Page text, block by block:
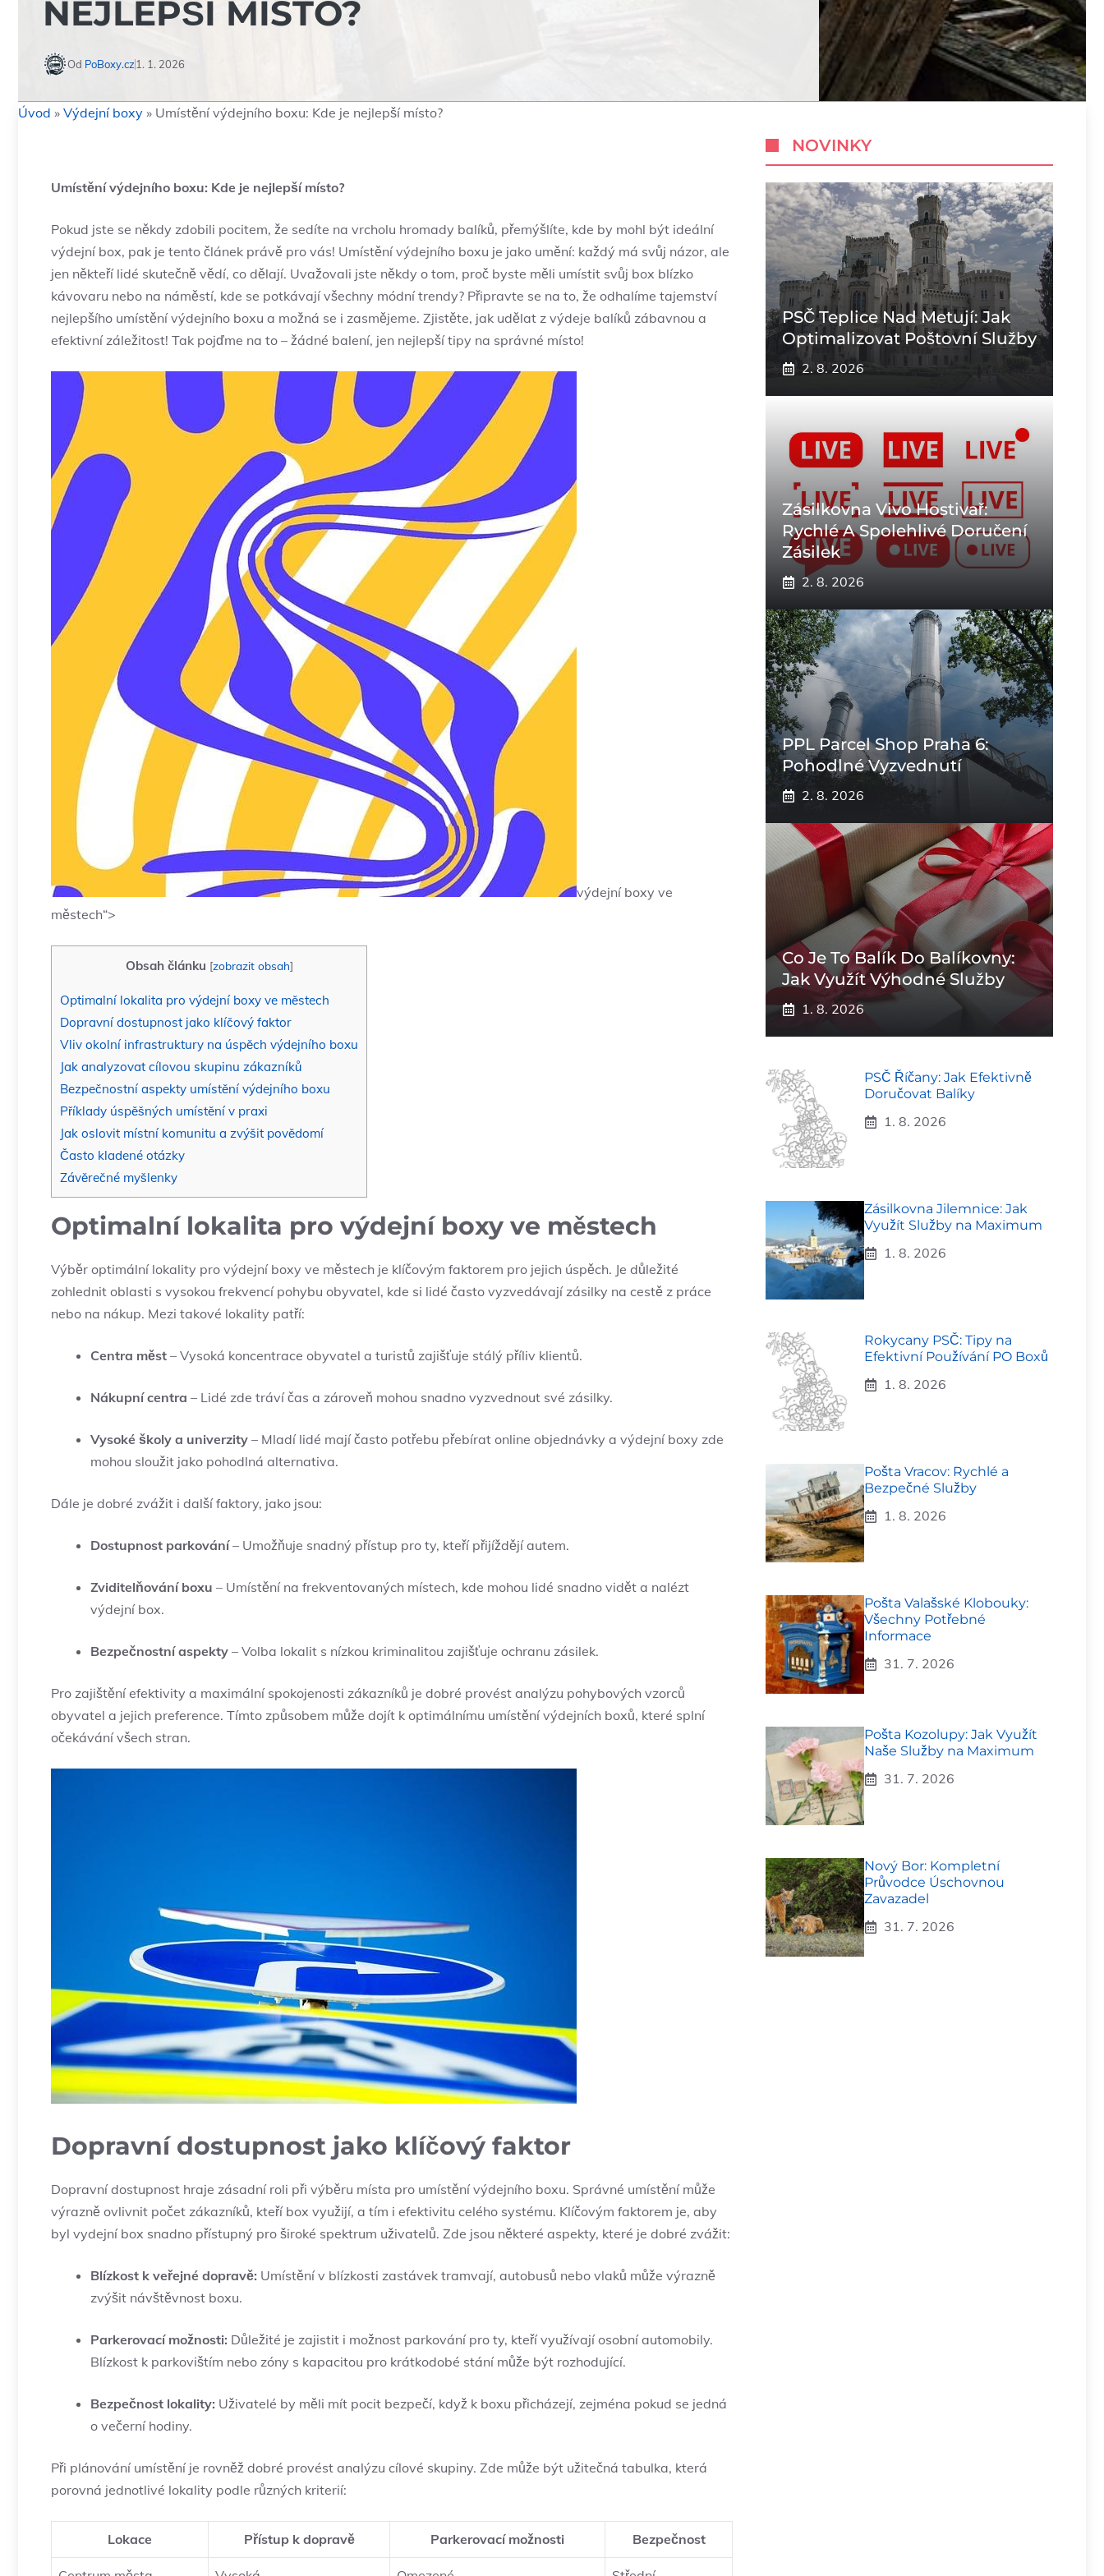
NEJLEPŠÍ MÍSTO?
Od PoBoxy.cz 1. 1. 2026
Úvod » Výdejní boxy » Umístění výdejního boxu: Kde je nejlepší místo?
Umístění ‌výdejního boxu:​ Kde je nejlepší místo?
Pokud jste se někdy zdobili⁤ pocitem, že⁣ sedíte na​ vrcholu hromady balíků, přemýšlíte, kde by mohl být ideální
výdejní box,⁢ pak je‍ tento článek právě pro vás! Umístění výdejního boxu je jako umění: každý má ‌svůj názor, ale
jen někteří lidé skutečně vědí, co dělají. Uvažovali jste někdy o ​tom, ‍proč byste měli umístit svůj box blízko
⁢kávovaru nebo ⁢na náměstí, kde se potkávají všechny ⁣módní ⁢trendy? ⁤Připravte se⁤ na to,⁣ že odhalíme tajemství
nejlepšího‌ umístění výdejního boxu a⁣ možná se i⁤ zasmějeme. Zjistěte, ⁤jak udělat z‍ výdeje balíků zábavnou a
efektivní záležitost! Tak pojďme na to ​– žádné balení, ‍jen nejlepší tipy na správné ‌místo!
výdejní boxy ve
městech“>
Obsah článku [zobrazit obsah]
Optimalní lokalita ​pro výdejní boxy ve městech
Dopravní dostupnost ⁤jako klíčový faktor
Vliv⁣ okolní​ infrastruktury na úspěch výdejního boxu
Jak analyzovat cílovou skupinu zákazníků
Bezpečnostní aspekty‌ umístění výdejního boxu
Příklady úspěšných umístění v praxi
Jak⁤ oslovit místní komunitu a zvýšit povědomí
Často kladené otázky
Závěrečné myšlenky
Optimalní lokalita ​pro výdejní boxy ve městech
Výběr optimální lokality pro ‍výdejní boxy ve⁤ městech je klíčovým​ faktorem‌ pro ⁣jejich‍ úspěch. Je důležité
zohlednit oblasti ⁣s ​vysokou ‌frekvencí ⁤pohybu obyvatel, kde ⁤si lidé často vyzvedávají zásilky na cestě z práce
nebo⁢ na nákup. Mezi takové lokality patří:
Centra měst –‌ Vysoká koncentrace obyvatel a turistů ⁢zajišťuje stálý ⁢příliv klientů.
Nákupní centra – ‍Lidé zde tráví čas a zároveň mohou⁣ snadno vyzvednout své zásilky.
Vysoké školy a univerzity – Mladí lidé⁣ mají často⁤ potřebu přebírat online objednávky a výdejní boxy zde
mohou sloužit jako pohodlná alternativa.
Dále je dobré zvážit⁤ i další faktory, jako jsou:
Dostupnost ​parkování– Umožňuje snadný přístup‌ pro ty, kteří přijíždějí autem.
Zviditelňování boxu – Umístění na ​frekventovaných místech, kde mohou lidé snadno vidět ⁣a nalézt
výdejní box.
Bezpečnostní‌ aspekty – Volba lokalit s‌ nízkou​ kriminalitou zajišťuje ⁤ochranu zásilek.
Pro zajištění efektivity a maximální spokojenosti zákazníků‌ je dobré provést ⁣analýzu pohybových vzorců
obyvatel a jejich⁣ preference. ⁣Tímto způsobem ⁤může dojít k​ optimálnímu umístění výdejních ⁣boxů, které splní
očekávání⁤ všech‍ stran.
Dopravní dostupnost ⁤jako klíčový faktor
Dopravní dostupnost hraje zásadní roli při výběru místa pro umístění výdejního boxu. Správné umístění‌ může
výrazně ovlivnit počet zákazníků, kteří box využijí, a tím i efektivitu celého systému. Klíčovým faktorem je, aby
byl vydejní​ box snadno přístupný ⁣pro široké spektrum uživatelů. Zde‌ jsou ⁤některé aspekty, které⁢ je ⁤dobré zvážit:
Blízkost⁣ k veřejné dopravě: Umístění v ⁣blízkosti zastávek tramvají, autobusů nebo ‌vlaků může výrazně
zvýšit návštěvnost boxu.
Parkerovací ‍možnosti: ⁤Důležité‍ je​ zajistit i⁢ možnost parkování pro ⁣ty, ‌kteří využívají osobní automobily.
‌Blízkost k parkovištím nebo zóny s ​kapacitou pro krátkodobé stání může být rozhodující.
Bezpečnost lokality: Uživatelé by měli mít pocit bezpečí, když k boxu⁢ přicházejí,⁣ zejména pokud se jedná⁢
o‍ večerní hodiny.
Při plánování ⁢umístění je​ rovněž​ dobré provést‍ analýzu cílové skupiny. ‌Zde může být užitečná tabulka, která
porovná jednotlivé lokality podle různých kriterií:
Lokace Přístup k dopravě Parkerovací možnosti Bezpečnost
NOVINKY
PSČ Teplice Nad Metují: Jak
Optimalizovat Poštovní Služby
2. 8. 2026
Zásilkovna Vivo Hostivař:
Rychlé A Spolehlivé Doručení
Zásilek
2. 8. 2026
PPL Parcel Shop Praha 6:
Pohodlné Vyzvednutí
2. 8. 2026
Co Je To Balík Do Balíkovny:
Jak Využít Výhodné Služby
1. 8. 2026
PSČ Říčany: Jak Efektivně
Doručovat Balíky
1. 8. 2026
Zásilkovna Jilemnice: Jak
Využít Služby na Maximum
1. 8. 2026
Rokycany PSČ: Tipy na
Efektivní Používání PO Boxů
1. 8. 2026
Pošta Vracov: Rychlé a
Bezpečné Služby
1. 8. 2026
Pošta Valašské Klobouky:
Všechny Potřebné
Informace
31. 7. 2026
Pošta Kozolupy: Jak Využít
Naše Služby na Maximum
31. 7. 2026
Nový Bor: Kompletní
Průvodce Úschovnou
Zavazadel
31. 7. 2026